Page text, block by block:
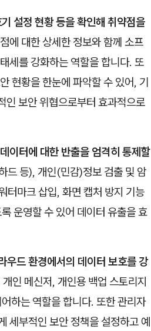
설정 현황 등을 확인해 취약점을
에 대한 상세한 정보와 함께 소프
세를 강화하는 역할을 합니다. 또
현황을 한눈에 파악할 수 있어, 기
인 보안 위협으로부터 효과적으로
이터에 대한 반출을 엄격히 통제할
드 등), 개인(민감)정보 검출 및 암
터마크 삽입, 화면 캡처 방지 기능
운영할 수 있어 데이터 유출을 효
우드 환경에서의 데이터 보호를 강
인 메신저, 개인용 백업 스토리지
하는 역할을 합니다. 또한 관리자
세부적인 보안 정책을 설정하고 예